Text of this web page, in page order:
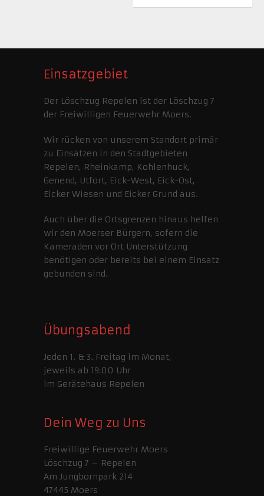
Einsatzgebiet
Der Löschzug Repelen ist der Löschzug 7
der Freiwilligen Feuerwehr Moers.
Wir rücken von unserem Standort primär
zu Einsätzen in den Stadtgebieten
Repelen, Rheinkamp, Kohlenhuck,
Genend, Utfort, Eick-West, Eick-Ost,
Eicker Wiesen und Eicker Grund aus.
Auch über die Ortsgrenzen hinaus helfen
wir den Moerser Bürgern, sofern die
Kameraden vor Ort Unterstützung
benötigen oder bereits bei einem Einsatz
gebunden sind.
Übungsabend
Jeden 1. & 3. Freitag im Monat,
jeweils ab 19:00 Uhr
im Gerätehaus Repelen
Dein Weg zu Uns
Freiwillige Feuerwehr Moers
Löschzug 7 – Repelen
Am Jungbornpark 214
47445 Moers